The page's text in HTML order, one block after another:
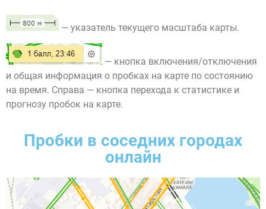
— указатель текущего масштаба карты.
— кнопка включения/отключения
и общая информация о пробках на карте по состоянию
на время. Справа — кнопка перехода к статистике и
прогнозу пробок на карте.
Пробки в соседних городах
онлайн